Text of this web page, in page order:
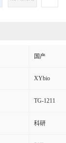
国产
XYbio
TG-1211
科研